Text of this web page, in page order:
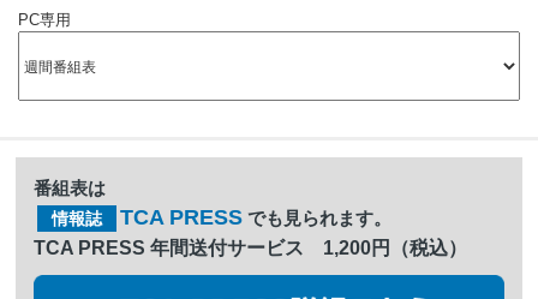
PC専用
番組表は
情報誌 TCA PRESS でも見られます。
TCA PRESS 年間送付サービス 1,200円（税込）